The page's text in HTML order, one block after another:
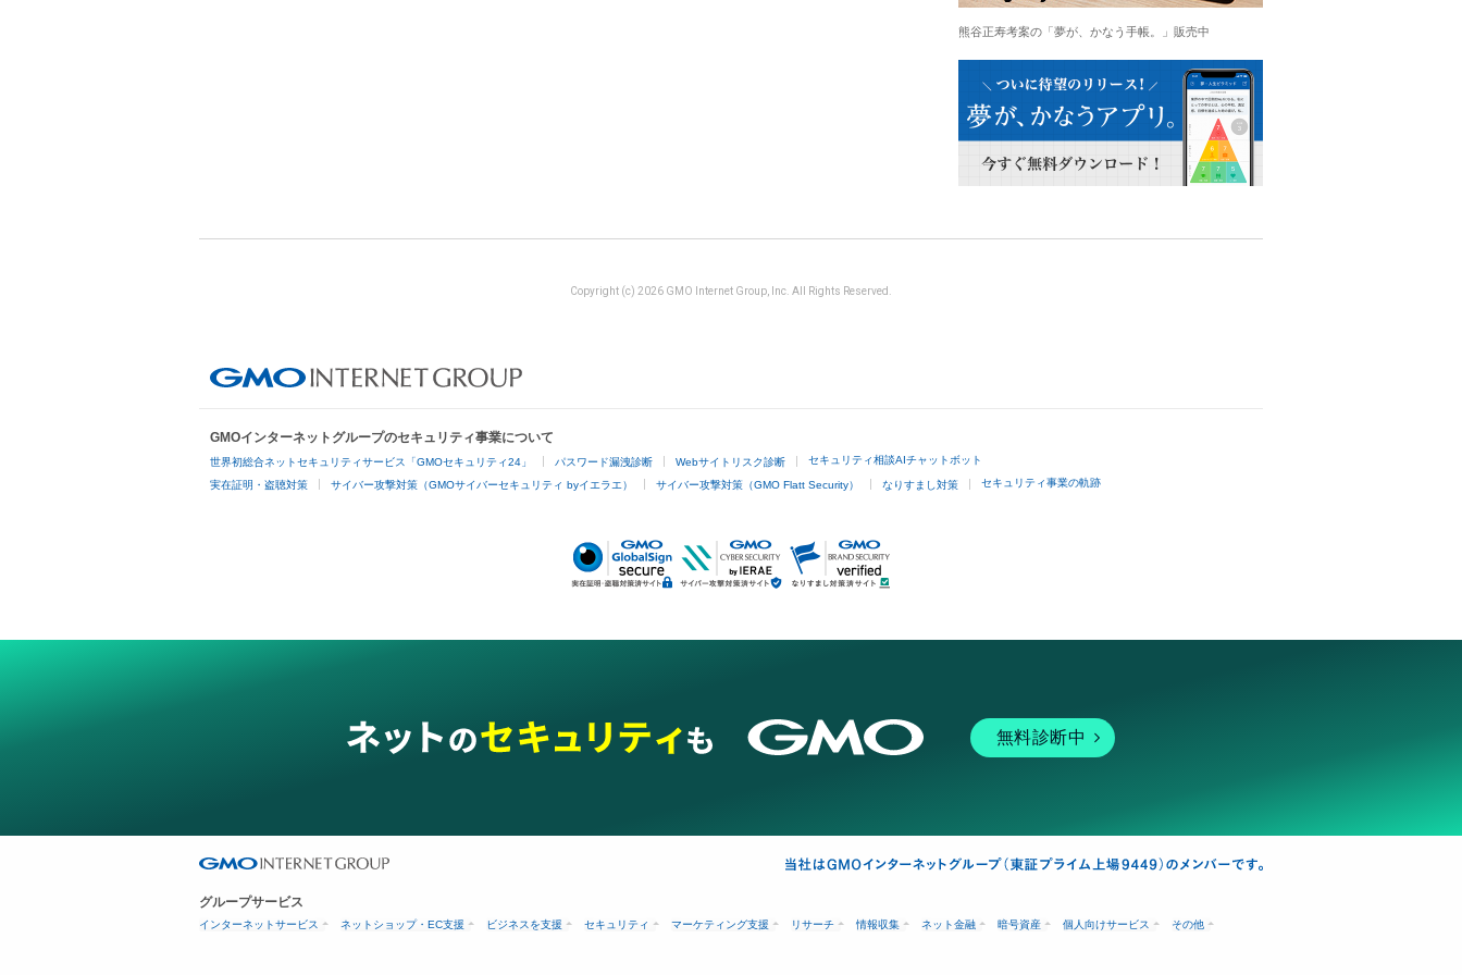
熊谷正寿考案の「夢が、かなう手帳。」販売中
Copyright (c) 2026 GMO Internet Group, Inc. All Rights Reserved.
GMOインターネットグループのセキュリティ事業について
世界初総合ネットセキュリティサービス「GMOセキュリティ24」 パスワード漏洩診断 Webサイトリスク診断 セキュリティ相談AIチャットボット
実在証明・盗聴対策 サイバー攻撃対策（GMOサイバーセキュリティ byイエラエ） サイバー攻撃対策（GMO Flatt Security） なりすまし対策 セキュリティ事業の軌跡
無料診断中
グループサービス
インターネットサービス ネットショップ・EC支援 ビジネスを支援 セキュリティ マーケティング支援 リサーチ 情報収集 ネット金融 暗号資産 個人向けサービス その他